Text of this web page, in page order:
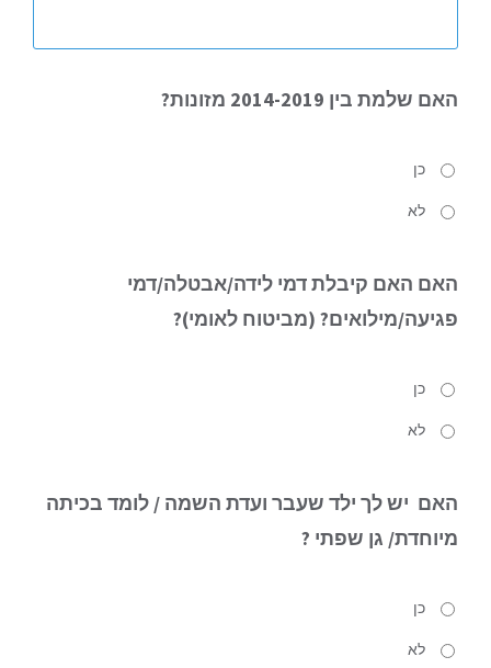
האם שלמת בין 2014-2019 מזונות?
כן
לא
האם האם קיבלת דמי לידה/אבטלה/דמי
פגיעה/מילואים? (מביטוח לאומי)?
כן
לא
האם יש לך ילד שעבר ועדת השמה / לומד בכיתה
מיוחדת/ גן שפתי ?
כן
לא